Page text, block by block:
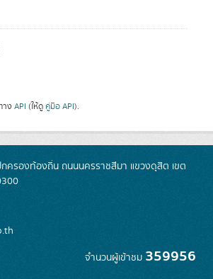
ง API (ให้ดู คู่มือ API).
กครองท้องถิ่น ถนนนครราชสีมา แขวงดุสิต เขต
จำนวนผู้เข้าชม 359956